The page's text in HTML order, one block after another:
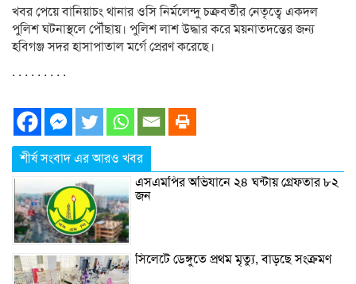
খবর পেয়ে বানিয়াচং থানার ওসি নির্মলেন্দু চক্রবর্তীর নেতৃত্বে একদল
পুলিশ ঘটনাস্থলে পৌঁছায়। পুলিশ লাশ উদ্ধার করে ময়নাতদন্তের জন্য
হবিগঞ্জ সদর হাসাপাতাল মর্গে প্রেরণ করেছে।
. . . . . . . . .
শীর্ষ সংবাদ এর আরও খবর
এসএমপির অভিযানে ২৪ ঘন্টায় গ্রেফতার ৮২
জন
সিলেটে ডেঙ্গুতে প্রথম মৃত্যু, বাড়ছে সংক্রমণ